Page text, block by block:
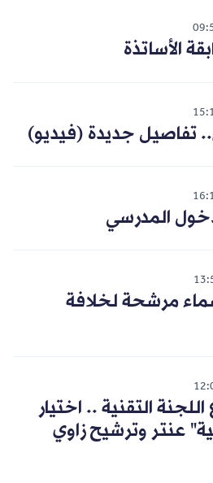
الأساتذة
تفاصيل جديدة (فيديو)
المدرسي
مرشحة لخلافة
التقنية .. اختيار
عنتر وترشيح زاوي